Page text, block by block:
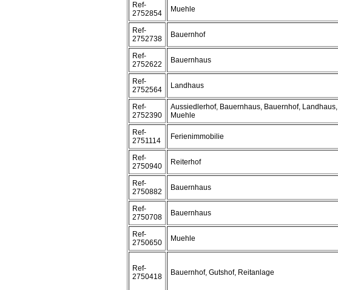
Ref-
2752854
Muehle
Ref-
2752738
Bauernhof
Ref-
2752622
Bauernhaus
Ref-
2752564
Landhaus
Ref-
2752390
Aussiedlerhof, Bauernhaus, Bauernhof, Landhaus,
Muehle
Ref-
2751114
Ferienimmobilie
Ref-
2750940
Reiterhof
Ref-
2750882
Bauernhaus
Ref-
2750708
Bauernhaus
Ref-
2750650
Muehle
Ref-
2750418
Bauernhof, Gutshof, Reitanlage